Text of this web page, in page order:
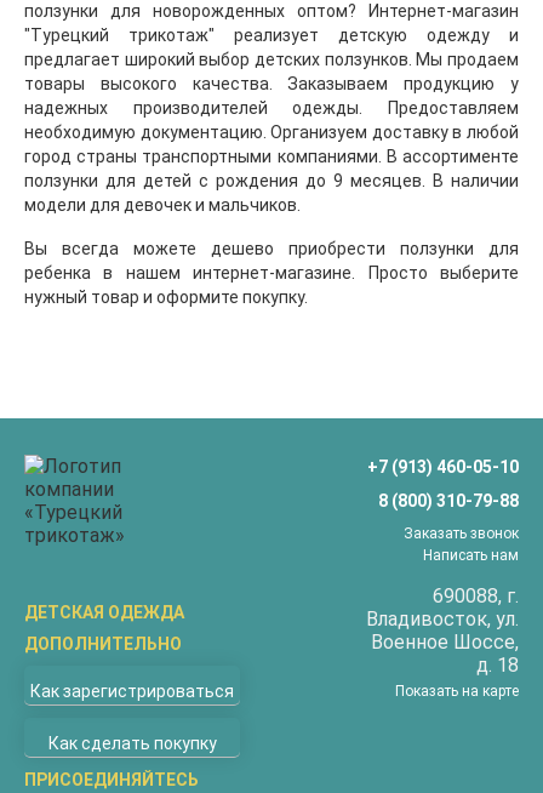
ползунки для новорожденных оптом? Интернет-магазин
"Турецкий трикотаж" реализует детскую одежду и
предлагает широкий выбор детских ползунков. Мы продаем
товары высокого качества. Заказываем продукцию у
надежных производителей одежды. Предоставляем
необходимую документацию. Организуем доставку в любой
город страны транспортными компаниями. В ассортименте
ползунки для детей с рождения до 9 месяцев. В наличии
модели для девочек и мальчиков.
Вы всегда можете дешево приобрести ползунки для
ребенка в нашем интернет-магазине. Просто выберите
нужный товар и оформите покупку.
+7 (913) 460-05-10
8 (800) 310-79-88
Заказать звонок
Написать нам
690088, г.
Владивосток, ул.
Военное Шоссе,
д. 18
Показать на карте
ДЕТСКАЯ ОДЕЖДА
Бриджи
Верхняя одежда
Джемперы
Жилеты
ДОПОЛНИТЕЛЬНО
Доставка
Оплата
Покупателям
Как зарегистрироваться
Как сделать покупку
ПРИСОЕДИНЯЙТЕСЬ